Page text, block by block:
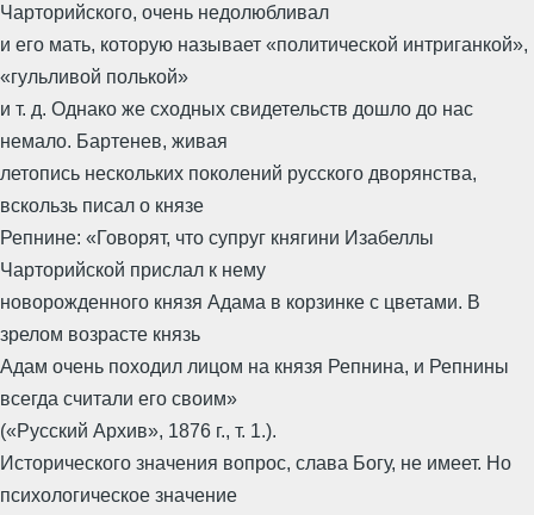
Чарторийского, очень недолюбливал
и его мать, которую называет «политической интриганкой»,
«гульливой полькой»
и т. д. Однако же сходных свидетельств дошло до нас
немало. Бартенев, живая
летопись нескольких поколений русского дворянства,
вскользь писал о князе
Репнине: «Говорят, что супруг княгини Изабеллы
Чарторийской прислал к нему
новорожденного князя Адама в корзинке с цветами. В
зрелом возрасте князь
Адам очень походил лицом на князя Репнина, и Репнины
всегда считали его своим»
(«Русский Архив», 1876 г., т. 1.).
Исторического значения вопрос, слава Богу, не имеет. Но
психологическое значение